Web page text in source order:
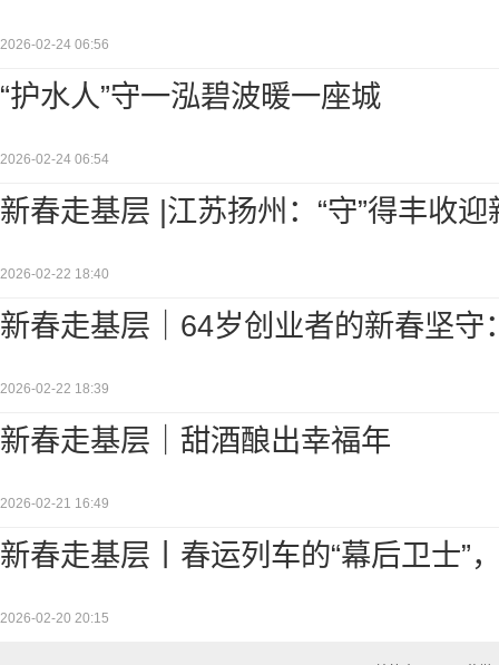
2026-02-24 06:56
“护水人”守一泓碧波暖一座城
2026-02-24 06:54
新春走基层 |江苏扬州：“守”得丰收迎
2026-02-22 18:40
新春走基层｜64岁创业者的新春坚守
2026-02-22 18:39
新春走基层｜甜酒酿出幸福年
2026-02-21 16:49
新春走基层丨春运列车的“幕后卫士”
2026-02-20 20:15